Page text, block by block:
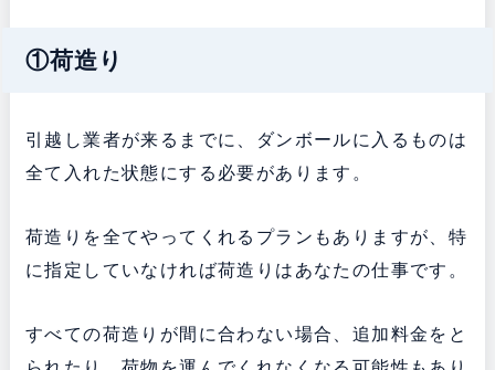
①荷造り
引越し業者が来るまでに、ダンボールに入るものは
全て入れた状態にする必要があります。
荷造りを全てやってくれるプランもありますが、特
に指定していなければ荷造りはあなたの仕事です。
すべての荷造りが間に合わない場合、追加料金をと